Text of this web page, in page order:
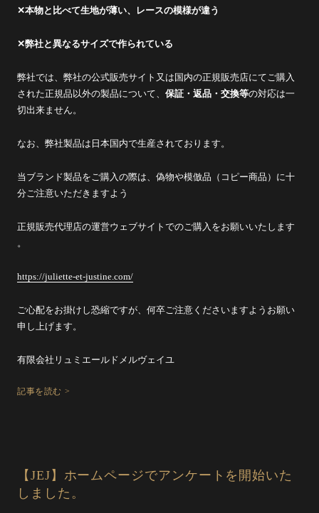
✕本物と比べて生地が薄い、レースの模様が違う
✕弊社と異なるサイズで作られている
弊社では、 弊社の公式販売サイト又は国内の正規販売店にてご購入
された正規品以外の製品について、 保証・返品・交換等の対応は一
切出来ません。
なお、弊社製品は日本国内で生産されております。
当ブランド製品をご購入の際は、偽物や模倣品（コピー商品） に十
分ご注意いただきますよう
正規販売代理店の運営ウェブサイトでのご購入をお願いいたします
。
https://juliette-et-justine. com/
ご心配をお掛けし恐縮ですが、 何卒ご注意くださいますようお願い
申し上げます。
有限会社リュミエールドメルヴェイユ
記事を読む >
【JEJ】ホームページでアンケートを開始いた
しました。